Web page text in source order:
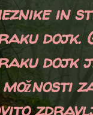
in
dojk.
dojk
možnosti